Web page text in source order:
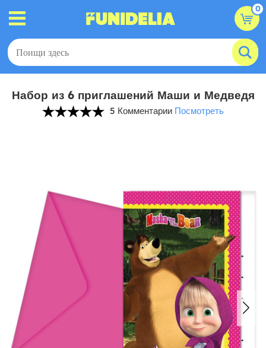
0
Набор из 6 приглашений Маши и Медведя
5 Комментарии Посмотреть